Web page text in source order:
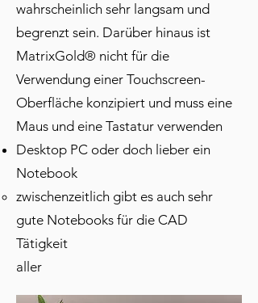
wahrscheinlich sehr langsam und
begrenzt sein. Darüber hinaus ist
MatrixGold® nicht für die
Verwendung einer Touchscreen-
Oberfläche konzipiert und muss eine
Maus und eine Tastatur verwenden
Desktop PC oder doch lieber ein
Notebook
zwischenzeitlich gibt es auch sehr
gute Notebooks für die CAD
Tätigkeit
aller